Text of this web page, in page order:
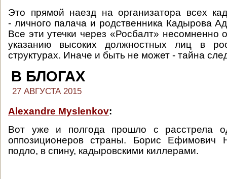
Это прямой наезд на организатора всех
- личного палача и родственника Кадырова
Все эти утечки через «Росбалт» несомненно
указанию высоких должностных лиц в
структурах. Иначе и быть не может - тайна
В БЛОГАХ
27 АВГУСТА 2015
Alexandre Myslenkov:
Вот уже и полгода прошло с расстрела
оппозиционеров страны. Борис Ефимович
подло, в спину, кадыровскими киллерами.